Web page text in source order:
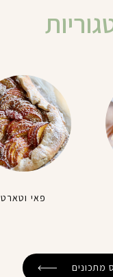
פאי וטארט
מתכונים